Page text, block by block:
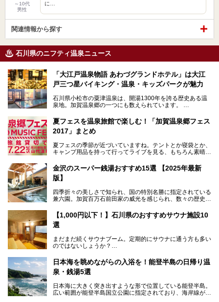
～10代
男性
に…
関連情報から探す
石川県のニフティ温泉ニュース
「大江戸温泉物語 あわづグランドホテル」は大江
戸三つ星バイキング・温泉・キッズパークが魅力
石川県小松市の粟津温泉は、開湯1300年を誇る歴史ある温
泉地。加賀温泉郷の一つにも数えられています。
その粟津温泉に建つ「大江戸温泉物語 あわづグランドホテ
ル」（以下、あわづグランドホテル）は客室数97室のホテ
ルで、昨年2024年12月に露天風呂を新設。充実したキッズ
2025年7月からは「大江戸三つ星バイキング」がスタート！
───
提供元：大江戸温泉物語ホテルズ＆リゾーツ株式会社【P
この記事は大江戸温泉物語 あわづグランドホテルのPR記事
です。
夏フェスを温泉旅館で楽しむ！「加賀温泉郷フェス
2017」まとめ
夏フェスの季節が近づいていますね。テントとか寝袋とか、
キャンプ用品を持って行ってライブを見る、もちろん素晴ら
いやでもね、暑いし汗や砂埃でドロドロになるしうるさくて
夜は寝られないし、若い時はそういうのが良かったんですけ
今、もうちょっと気楽なフェスはないかな、と探してたらあ
りましたよ！
「加賀温泉郷フェス 2017」が石川県・山代温泉の瑠璃光を
全館貸し切って開催！
れちゃう！なんということでしょう！！
金沢のスーパー銭湯おすすめ15選 【2025年最新
版】
四季折々の美しさで知られ、国の特別名勝に指定されている
兼六園。加賀百万石前田家の威光を感じられ、数々の歴史的
ア。国内でも特に人気の観光地の1つです。北陸新幹線で東
京から約2時間30分と、首都圏からアクセスしやすい立地も
魅力ですね。
り、観光に加えて温泉もぜひ楽しみたいところ。金沢エリア
でおすすめのスーパー銭湯をご紹介します。
【1,000円以下！】石川県のおすすめサウナ施設10
選
まだまだ続くサウナブーム。定期的にサウナに通う方も多い
のではないしょうか？
今回はそんなサウナによく行く人もこれから楽しむ人も格安
で楽しめるサウナを紹介します。
など、種類豊富ですよ。
日本海を眺めながらの入浴を！能登半島の日帰り温
泉・銭湯5選
日本海に大きく突き出すような形で位置している能登半島。
広い範囲が能登半島国立公園に指定されており、海岸線が作